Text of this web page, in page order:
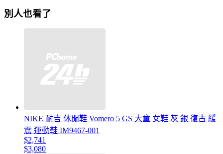
別人也看了
NIKE 耐吉 休閒鞋 Vomero 5 GS 大童 女鞋 灰 銀 復古 緩
震 運動鞋 IM9467-001
$2,741
$3,080